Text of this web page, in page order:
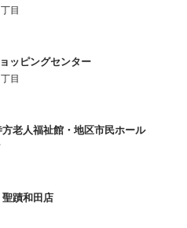
目
ッピングセンター
目
老人福祉館・地区市民ホール
聖蹟和田店